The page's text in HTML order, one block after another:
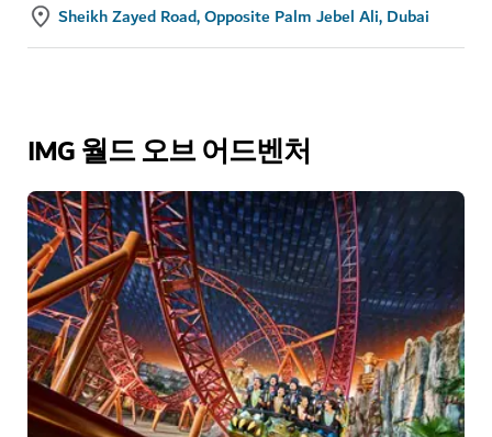
Sheikh Zayed Road, Opposite Palm Jebel Ali, Dubai
IMG 월드 오브 어드벤처